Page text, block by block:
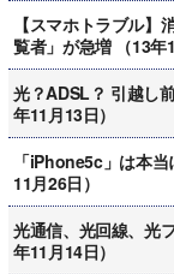
【スマホトラブル
覧者」が急増 （13年
光？ADSL？ 引越し
年11月13日）
「iPhone5c」は本
11月26日）
光通信、光回線、光
年11月14日）